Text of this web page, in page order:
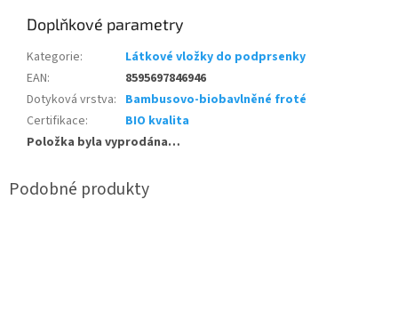
Doplňkové parametry
Kategorie:
Látkové vložky do podprsenky
EAN:
8595697846946
Dotyková vrstva: Bambusovo-biobavlněné froté
Certifikace:
BIO kvalita
Položka byla vyprodána…